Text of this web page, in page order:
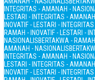
INTEGRITAS - AMANAH -
LESTARI - INTEGRITAS -
INOVATIF - LESTARI -
RAMAH - INOVATIF - LESTARI -
NASIONALISBERTAKWA -
AMANAH - NASIONALIS
INTEGRITAS - AMANAH -
LESTARI - INTEGRITAS -
INOVATIF - LESTARI -